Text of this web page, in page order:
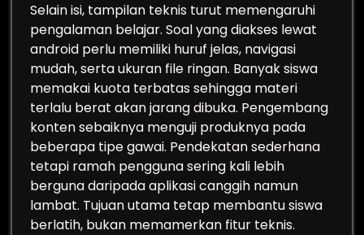
Selain isi, tampilan teknis turut memengaruhi
pengalaman belajar. Soal yang diakses lewat
android perlu memiliki huruf jelas, navigasi
mudah, serta ukuran file ringan. Banyak siswa
memakai kuota terbatas sehingga materi
terlalu berat akan jarang dibuka. Pengembang
konten sebaiknya menguji produknya pada
beberapa tipe gawai. Pendekatan sederhana
tetapi ramah pengguna sering kali lebih
berguna daripada aplikasi canggih namun
lambat. Tujuan utama tetap membantu siswa
berlatih, bukan memamerkan fitur teknis.